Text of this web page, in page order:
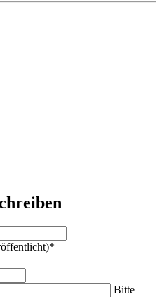
*
Bitte